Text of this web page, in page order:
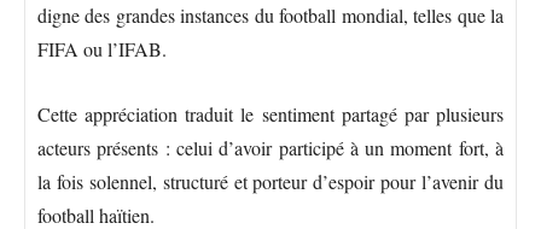
digne des grandes instances du football mondial, telles que la
FIFA ou l’IFAB.
Cette appréciation traduit le sentiment partagé par plusieurs
acteurs présents : celui d’avoir participé à un moment fort, à
la fois solennel, structuré et porteur d’espoir pour l’avenir du
football haïtien.